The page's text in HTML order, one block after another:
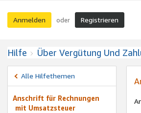
Anmelden oder Registrieren
Hilfe Über Vergütung Und
Alle Hilfethemen
Anschrift für Rechnungen
mit Umsatzsteuer